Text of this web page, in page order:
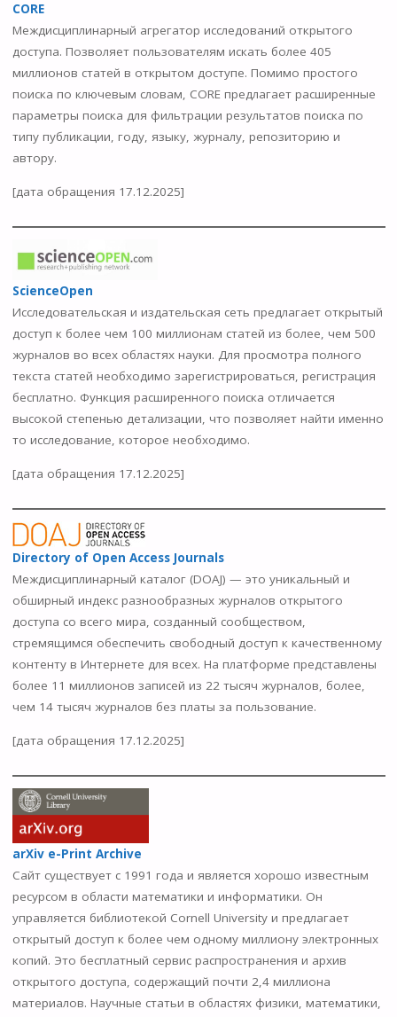
CORE
Междисциплинарный агрегатор исследований открытого
доступа. Позволяет пользователям искать более 405
миллионов статей в открытом доступе. Помимо простого
поиска по ключевым словам, CORE предлагает расширенные
параметры поиска для фильтрации результатов поиска по
типу публикации, году, языку, журналу, репозиторию и
автору.
[дата обращения 17.12.2025]
ScienceOpen
Исследовательская и издательская сеть предлагает открытый
доступ к более чем 100 миллионам статей из более, чем 500
журналов во всех областях науки. Для просмотра полного
текста статей необходимо зарегистрироваться, регистрация
бесплатно. Функция расширенного поиска отличается
высокой степенью детализации, что позволяет найти именно
то исследование, которое необходимо.
[дата обращения 17.12.2025]
Directory of Open Access Journals
Междисциплинарный каталог (DOAJ) — это уникальный и
обширный индекс разнообразных журналов открытого
доступа со всего мира, созданный сообществом,
стремящимся обеспечить свободный доступ к качественному
контенту в Интернете для всех. На платформе представлены
более 11 миллионов записей из 22 тысяч журналов, более,
чем 14 тысяч журналов без платы за пользование.
[дата обращения 17.12.2025]
arXiv e-Print Archive
Сайт существует с 1991 года и является хорошо известным
ресурсом в области математики и информатики. Он
управляется библиотекой Cornell University и предлагает
открытый доступ к более чем одному миллиону электронных
копий. Это бесплатный сервис распространения и архив
открытого доступа, содержащий почти 2,4 миллиона
материалов. Научные статьи в областях физики, математики,